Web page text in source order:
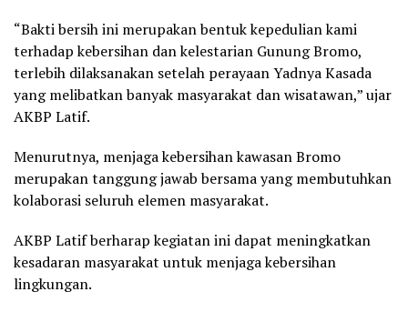
“Bakti bersih ini merupakan bentuk kepedulian kami
terhadap kebersihan dan kelestarian Gunung Bromo,
terlebih dilaksanakan setelah perayaan Yadnya Kasada
yang melibatkan banyak masyarakat dan wisatawan,” ujar
AKBP Latif.
Menurutnya, menjaga kebersihan kawasan Bromo
merupakan tanggung jawab bersama yang membutuhkan
kolaborasi seluruh elemen masyarakat.
AKBP Latif berharap kegiatan ini dapat meningkatkan
kesadaran masyarakat untuk menjaga kebersihan
lingkungan.